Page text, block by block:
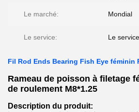
Le marché: Mondial
Le service: Le
Fil Rod Ends Bearing Fish Eye féminin
Rameau de poisson à filetage
de roulement M8*1.25
Description du produit: